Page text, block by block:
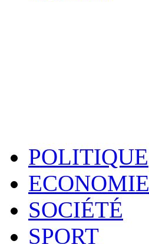
POLITIQUE
ECONOMIE
SOCIÉTÉ
SPORT